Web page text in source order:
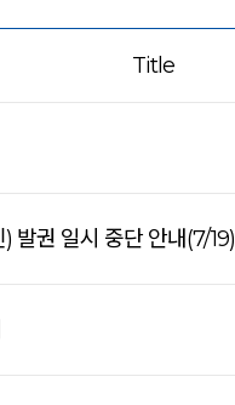
Title
발권 일시 중단 안내(7/19)